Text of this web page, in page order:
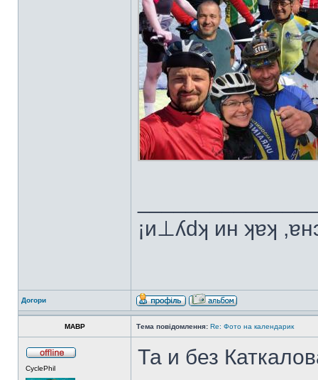
¡и⊥ʎdʞ ин ʞɐʞ
Догори
MABP Тема повідомлення: Re: Фото на календарик
CyclePhil Та и без